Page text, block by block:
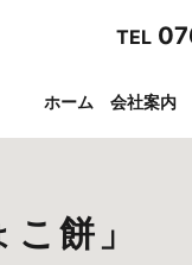
ホーム 会社案内
TEL
餅」